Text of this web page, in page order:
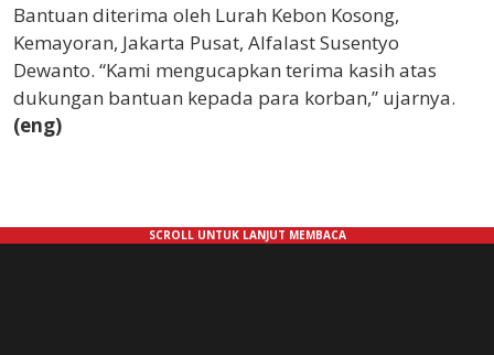
Bantuan diterima oleh Lurah Kebon Kosong,
Kemayoran, Jakarta Pusat, Alfalast Susentyo
Dewanto. “Kami mengucapkan terima kasih atas
dukungan bantuan kepada para korban,” ujarnya.
(eng)